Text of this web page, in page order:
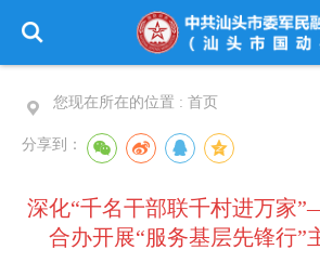
您现在所在的位置 : 首页
分享到：
深化“千名干部联千村进万家
合办开展“服务基层先锋行”